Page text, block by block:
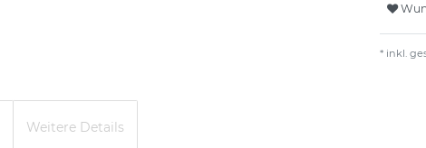
* inkl.
Weitere Details